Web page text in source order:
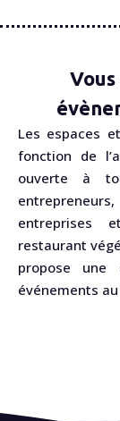
Les espaces
fonction de
ouverte à
entreprises
restaurant
propose
événements